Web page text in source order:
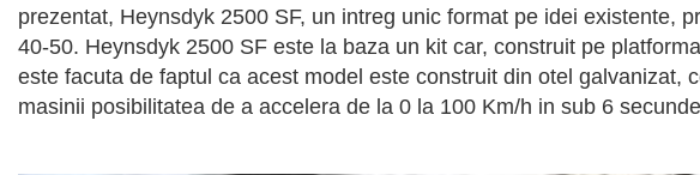
prezentat, Heynsdyk 2500 SF, un intreg unic format pe idei existente,
40-50. Heynsdyk 2500 SF este la baza un kit car, construit pe
este facuta de faptul ca acest model este construit din otel
masinii posibilitatea de a accelera de la 0 la 100 Km/h in sub 6